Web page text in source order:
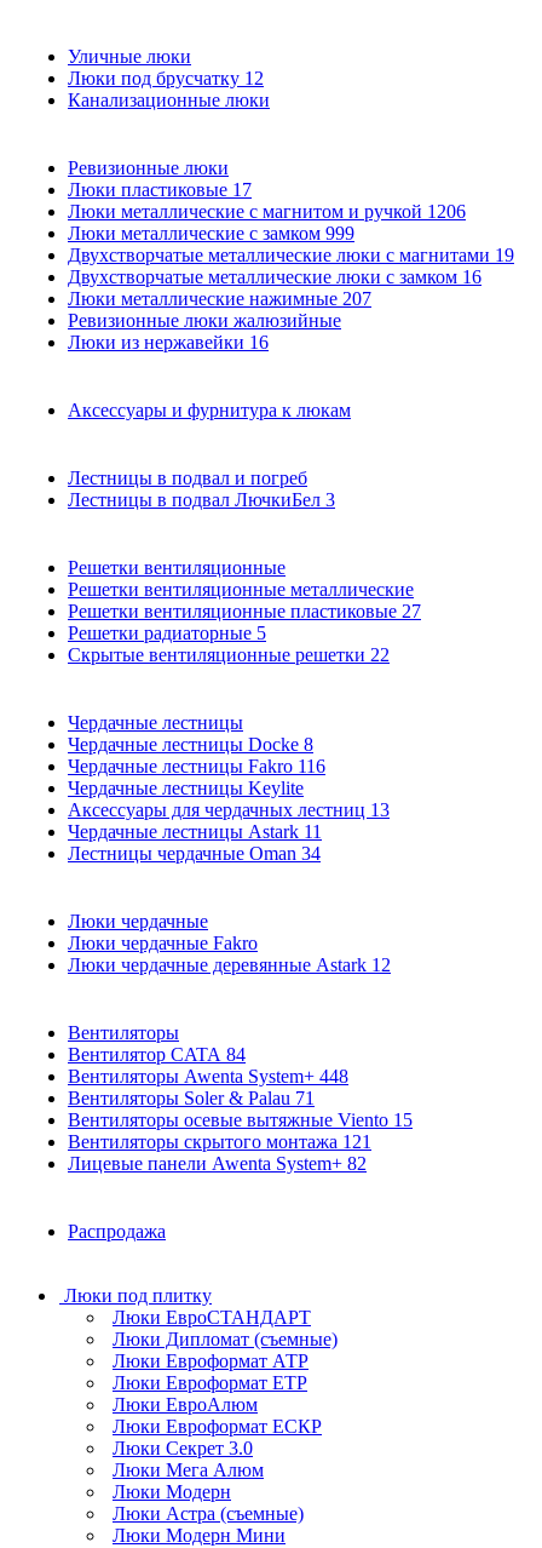
Уличные люки
Люки под брусчатку 12
Канализационные люки
Ревизионные люки
Люки пластиковые 17
Люки металлические с магнитом и ручкой 1206
Люки металлические с замком 999
Двухстворчатые металлические люки с магнитами 19
Двухстворчатые металлические люки с замком 16
Люки металлические нажимные 207
Ревизионные люки жалюзийные
Люки из нержавейки 16
Аксессуары и фурнитура к люкам
Лестницы в подвал и погреб
Лестницы в подвал ЛючкиБел 3
Решетки вентиляционные
Решетки вентиляционные металлические
Решетки вентиляционные пластиковые 27
Решетки радиаторные 5
Скрытые вентиляционные решетки 22
Чердачные лестницы
Чердачные лестницы Docke 8
Чердачные лестницы Fakro 116
Чердачные лестницы Keylite
Аксессуары для чердачных лестниц 13
Чердачные лестницы Astark 11
Лестницы чердачные Oman 34
Люки чердачные
Люки чердачные Fakro
Люки чердачные деревянные Astark 12
Вентиляторы
Вентилятор CATA 84
Вентиляторы Awenta System+ 448
Вентиляторы Soler & Palau 71
Вентиляторы осевые вытяжные Viento 15
Вентиляторы скрытого монтажа 121
Лицевые панели Awenta System+ 82
Распродажа
Люки под плитку
Люки ЕвроСТАНДАРТ
Люки Дипломат (съемные)
Люки Евроформат АТР
Люки Евроформат ЕТР
Люки ЕвроАлюм
Люки Евроформат ЕСКР
Люки Секрет 3.0
Люки Мега Алюм
Люки Модерн
Люки Астра (съемные)
Люки Модерн Мини